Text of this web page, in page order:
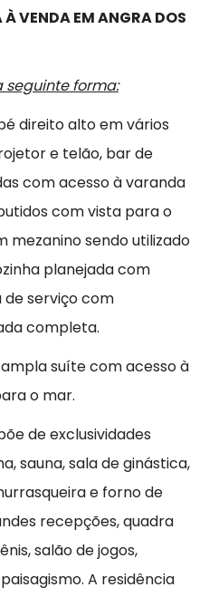
VENDA EM ANGRA DOS
seguinte forma:
direito alto em vários
e telão, bar de
com acesso à varanda
com vista para o
mezanino sendo utilizado
planejada com
serviço com
completa.
suíte com acesso à
o mar.
de exclusividades
sauna, sala de ginástica,
e forno de
recepções, quadra
salão de jogos,
A residência